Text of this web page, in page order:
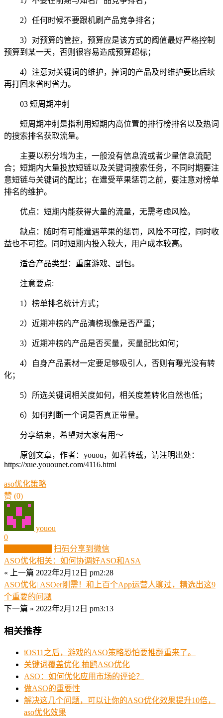
2）任何时候不要跟机刷产品竞争排名；
3）对预算的管控，预算应是该方式的阈值最好严格控制
预算到某一天，否则很容易造成预算超标；
4）注意对关键词的维护，掉词的产品及时维护要比后续
再打回来省时省力。
03 短周期冲刺
短周期冲刺是指利用短期内高位置的排行榜排名以及热词
的搜索排名获取流量。
主要以积分墙为主，一般没有信息流或者少量信息流配
合；短期内大量投放短链以及关键词搜索任务，不同时期要注
意短链与关键词的配比；在遭受苹果惩罚之前，要注意对榜单
排名的维护。
优点：短期内能获得大量的流量，无需考虑风险。
缺点：随时有可能遭遇苹果的惩罚，风险不可控，同时收
益也不可控。同时短期内投入较大，用户成本较高。
适合产品类型：重度游戏、副包。
注意要点:
1）榜单排名统计方式；
2）近期冲榜的产品清榜现像是否严重；
3）近期冲榜的产品是否买量，买量配比如何；
4）自身产品素材一定要足够吸引人，否则有曝光没有转
化；
5）所选关键词相关度如何，相关度差转化自然也低；
6）如何判断一个词是否真正带量。
分享结束，希望对大家有用～
原创文章，作者：youou，如若转载，请注明出处：
https://xue.youounet.com/4116.html
aso优化策略
赞 (0)
youou
0
扫码分享到微信
ASO优化相关：如何协调好ASO和ASA
« 上一篇 2022年2月12日 pm2:28
ASO优化| ASOer刚需！和上百个App运营人聊过，精选出这9
个重要的问题
下一篇 » 2022年2月12日 pm3:13
相关推荐
iOS11之后，游戏的ASO策略恐怕要推翻重来了。
关键词覆盖优化 柚鸥ASO优化
ASO：如何优化应用市场的评论？
做ASO的重要性
解决这几个问题，可以让你的ASO优化效果提升10倍，
aso优化效果